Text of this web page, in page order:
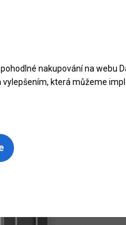
nakupování na webu
která můžeme